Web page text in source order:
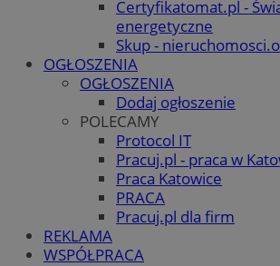
Certyfikatomat.pl -
energetyczne
Skup -
OGŁOSZENIA
OGŁOSZENIA
Dodaj ogłoszenie
POLECAMY
Protocol IT
Pracuj.pl - praca w
Praca Katowice
PRACA
Pracuj.pl dla firm
REKLAMA
WSPÓŁPRACA